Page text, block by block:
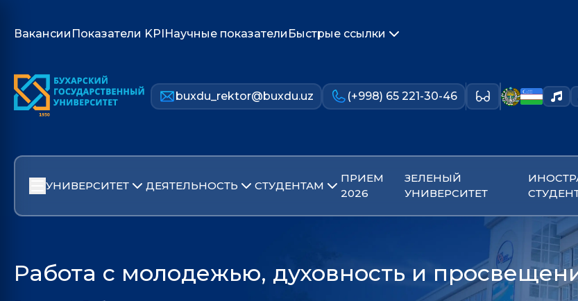
Вакансии Показатели KPIНаучные показатели Быстрые ссылки
buxdu_rektor@buxdu.uz (+998) 65 221-30-46
УНИВЕРСИТЕТ ДЕЯТЕЛЬНОСТЬ СТУДЕНТАМ
ПРИЕМ
2026
ЗЕЛЕНЫЙ
УНИВЕРСИТЕТ
Работа с молодежью, духовность и